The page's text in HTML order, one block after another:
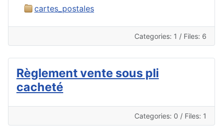
cartes_postales
Categories: 1 / Files: 6
Règlement vente sous pli
cacheté
Categories: 0 / Files: 1